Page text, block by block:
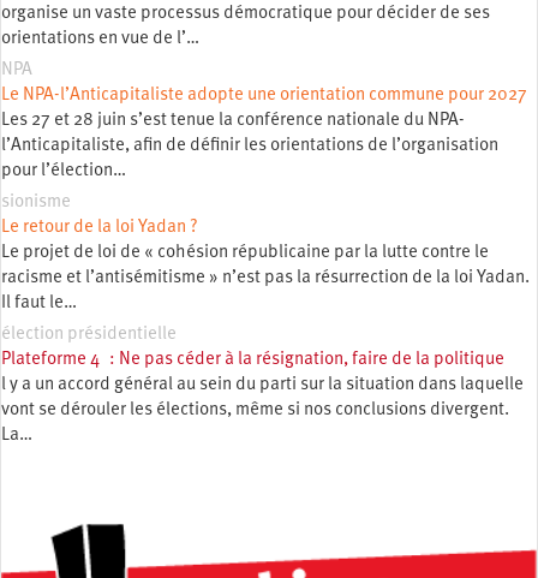
organise un vaste processus démocratique pour décider de ses
orientations en vue de l’…
NPA
Le NPA-l’Anticapitaliste adopte une orientation commune pour 2027
Les 27 et 28 juin s’est tenue la conférence nationale du NPA-
l’Anticapitaliste, afin de définir les orientations de l’organisation
pour l’élection…
sionisme
Le retour de la loi Yadan ?
Le projet de loi de « cohésion républicaine par la lutte contre le
racisme et l’antisémitisme » n’est pas la résurrection de la loi Yadan.
Il faut le…
élection présidentielle
Plateforme 4 : Ne pas céder à la résignation, faire de la politique
l y a un accord général au sein du parti sur la situation dans laquelle
vont se dérouler les élections, même si nos conclusions divergent.
La…